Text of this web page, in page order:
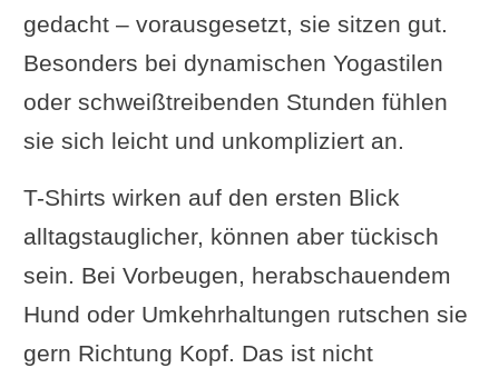
gedacht – vorausgesetzt, sie sitzen gut.
Besonders bei dynamischen Yogastilen
oder schweißtreibenden Stunden fühlen
sie sich leicht und unkompliziert an.
T-Shirts wirken auf den ersten Blick
alltagstauglicher, können aber tückisch
sein. Bei Vorbeugen, herabschauendem
Hund oder Umkehrhaltungen rutschen sie
gern Richtung Kopf. Das ist nicht